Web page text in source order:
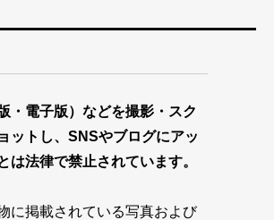
・電子版）などを撮影・スク
ットし、SNSやブログにアッ
は法律で禁止されています。
に掲載されている写真および